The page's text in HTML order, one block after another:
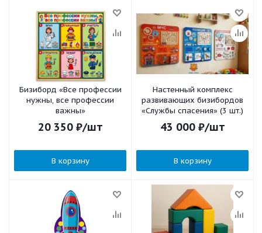
Бизиборд «Все профессии
нужны, все профессии
важны»
20 350₽/шт
В корзину
Настенный комплекс
развивающих бизибордов
«Службы спасения» (3 шт.)
43 000₽/шт
В корзину